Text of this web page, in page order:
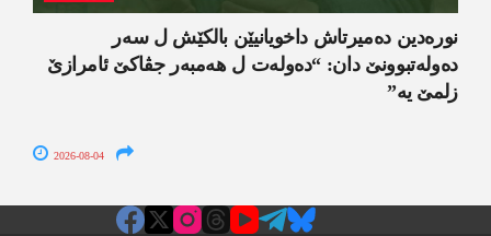
نورەدین دەمیرتاش داخویانیێن بالکێش ل سەر
دەولەتبوونێ دان: “دەولەت ل ھەمبەر جڤاکێ ئامرازێ
زلمێ یە”
2026-08-04